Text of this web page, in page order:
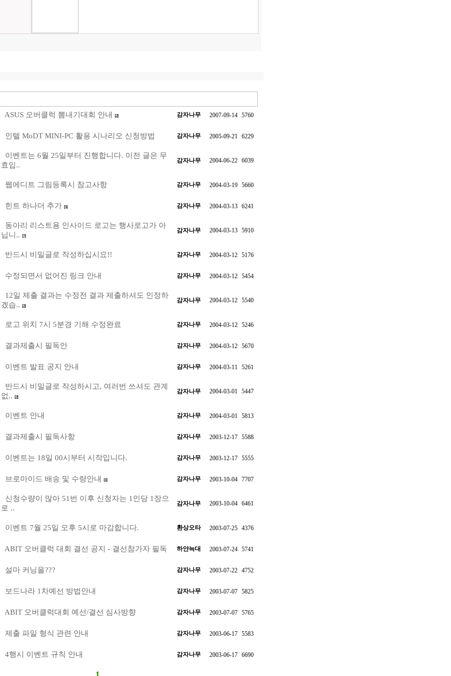
ASUS 오버클럭 뽐내기대회 안내 [2] 감자나무 2007-09-14 5760
인텔 MoDT MINI-PC 활용 시나리오 신청방법 감자나무 2005-09-21 6229
이벤트는 6월 25일부터 진행합니다. 이전 글은 무
효입..
감자나무 2004-06-22 6039
웹에디트 그림등록시 참고사항 감자나무 2004-03-19 5660
힌트 하나더 추가 [5] 감자나무 2004-03-13 6241
동아리 리스트용 인사이드 로고는 행사로고가 아
닙니..
[7]
감자나무 2004-03-13 5910
반드시 비밀글로 작성하십시요!! 감자나무 2004-03-12 5176
수정되면서 없어진 링크 안내 감자나무 2004-03-12 5454
12일 제출 결과는 수정전 결과 제출하셔도 인정하
겠습..
[2]
감자나무 2004-03-12 5540
로고 위치 7시 5분경 기해 수정완료 감자나무 2004-03-12 5246
결과제출시 필독안 감자나무 2004-03-12 5670
이벤트 발표 공지 안내 감자나무 2004-03-11 5261
반드시 비밀글로 작성하시고, 여러번 쓰셔도 관계
없..
[2]
감자나무 2004-03-01 5447
이벤트 안내 감자나무 2004-03-01 5813
결과제출시 필독사항 감자나무 2003-12-17 5588
이벤트는 18일 00시부터 시작입니다. 감자나무 2003-12-17 5555
브로마이드 배송 및 수량안내 [1] 감자나무 2003-10-04 7707
신청수량이 많아 51번 이후 신청자는 1인당 1장으
로 ..
감자나무 2003-10-04 6461
이벤트 7월 25일 오후 5시로 마감합니다. 환상오타 2003-07-25 4376
ABIT 오버클럭 대회 결선 공지 - 결선참가자 필독 하얀늑대 2003-07-24 5741
설마 커닝을??? 감자나무 2003-07-22 4752
보드나라 1차예선 방법안내 감자나무 2003-07-07 5825
ABIT 오버클럭대회 예선/결선 심사방향 감자나무 2003-07-07 5765
제출 파일 형식 관련 안내 감자나무 2003-06-17 5583
4행시 이벤트 규칙 안내 감자나무 2003-06-17 6690